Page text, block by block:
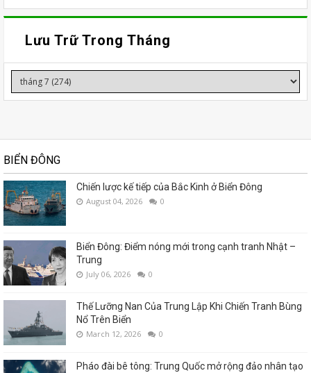
Lưu Trữ Trong Tháng
BIỂN ĐÔNG
Chiến lược kế tiếp của Bắc Kinh ở Biển Đông
August 04, 2026 0
Biển Đông: Điểm nóng mới trong cạnh tranh Nhật –
Trung
July 06, 2026 0
Thế Lưỡng Nan Của Trung Lập Khi Chiến Tranh Bùng
Nổ Trên Biển
March 12, 2026 0
Pháo đài bê tông: Trung Quốc mở rộng đảo nhân tạo